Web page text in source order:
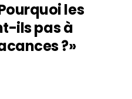
les
ils pas à
?»